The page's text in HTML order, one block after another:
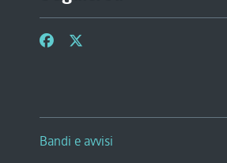
Bandi e avvisi